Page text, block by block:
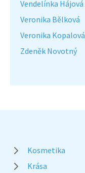
Vendelínka Hájová
Veronika Bělková
Veronika Kopalová
Zdeněk Novotný
Kosmetika
Krása